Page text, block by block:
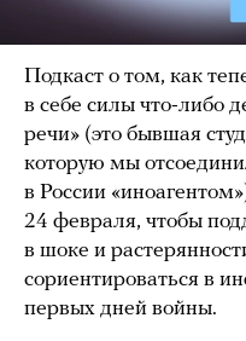
Подкаст о том, как
в себе силы что-либо
речи» (это бывшая
которую мы
в России
24 февраля, чтобы
в шоке и
сориентироваться в
первых дней войны.